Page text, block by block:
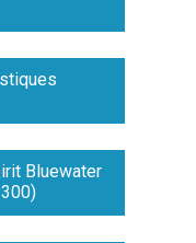
Bluewater